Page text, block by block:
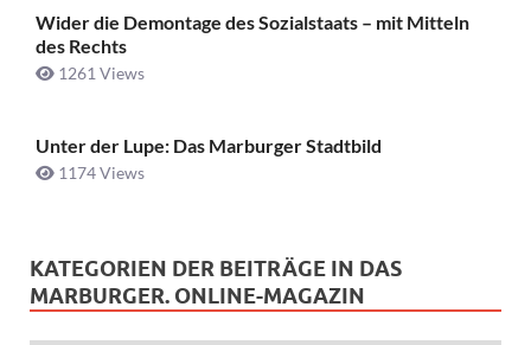
Wider die Demontage des Sozialstaats – mit Mitteln
des Rechts
1261 Views
Unter der Lupe: Das Marburger Stadtbild
1174 Views
KATEGORIEN DER BEITRÄGE IN DAS
MARBURGER. ONLINE-MAGAZIN